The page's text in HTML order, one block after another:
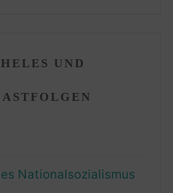
UND
Nationalsozialismus